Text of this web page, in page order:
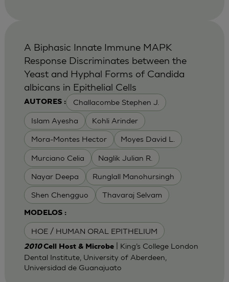
AUTORES : Challacombe Stephen J.
Islam Ayesha Kohli Arinder
Mora-Montes Hector Moyes David L.
Murciano Celia Naglik Julian R.
Nayar Deepa Runglall Manohursingh
Shen Chengguo Thavaraj Selvam
MODELOS :
HOE / HUMAN ORAL EPITHELIUM
A Biphasic Innate Immune MAPK
Response Discriminates between the
Yeast and Hyphal Forms of Candida
albicans in Epithelial Cells
2010Cell Host & Microbe| King’s College London
Dental Institute, University of Aberdeen,
Universidad de Guanajuato